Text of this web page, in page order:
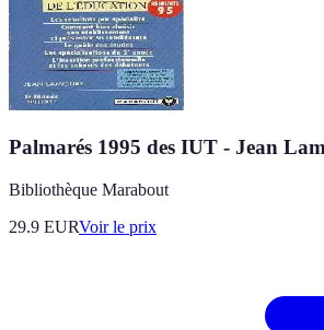
Palmarés 1995 des IUT - Jean
Bibliothèque Marabout
29.9 EURVoir le prix